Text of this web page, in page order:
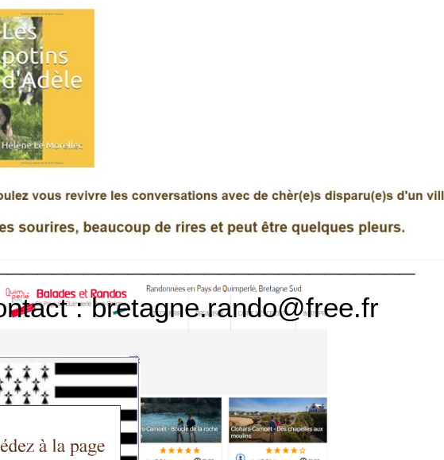
Océane vous offre cette rando
: bretagne.rando@free.fr